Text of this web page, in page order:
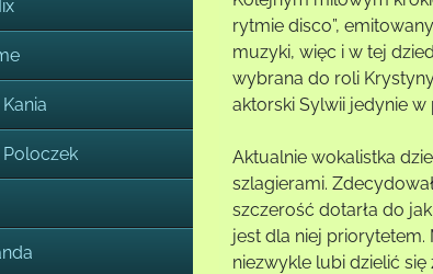
rytmie disco”,
muzyki, więc i w tej
wybrana do roli
aktorski Sylwii jedynie
Aktualnie wokalistka
szlagierami.
szczerość dotarła do
jest dla niej
niezwykle lubi dzielić się